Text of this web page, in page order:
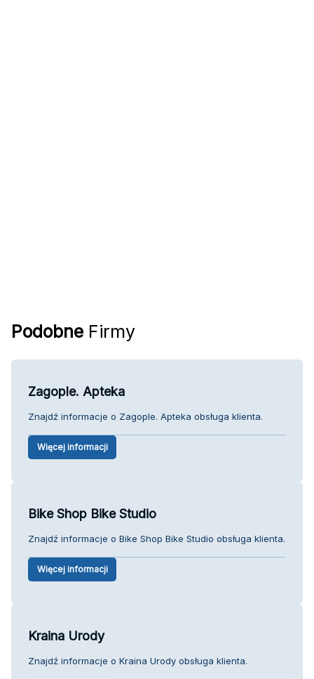
Podobne Firmy
Zagople. Apteka
Znajdź informacje o Zagople. Apteka obsługa klienta.
Więcej informacji
Bike Shop Bike Studio
Znajdź informacje o Bike Shop Bike Studio obsługa klienta.
Więcej informacji
Kraina Urody
Znajdź informacje o Kraina Urody obsługa klienta.